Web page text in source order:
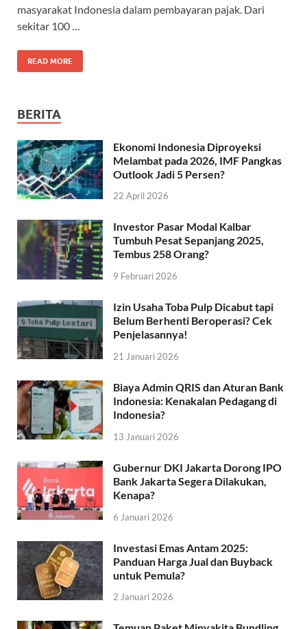
masyarakat Indonesia dalam pembayaran pajak. Dari
sekitar 100 …
READ MORE
BERITA
Ekonomi Indonesia Diproyeksi
Melambat pada 2026, IMF Pangkas
Outlook Jadi 5 Persen?
22 April 2026
Investor Pasar Modal Kalbar
Tumbuh Pesat Sepanjang 2025,
Tembus 258 Orang?
9 Februari 2026
Izin Usaha Toba Pulp Dicabut tapi
Belum Berhenti Beroperasi? Cek
Penjelasannya!
21 Januari 2026
Biaya Admin QRIS dan Aturan Bank
Indonesia: Kenakalan Pedagang di
Indonesia?
13 Januari 2026
Gubernur DKI Jakarta Dorong IPO
Bank Jakarta Segera Dilakukan,
Kenapa?
6 Januari 2026
Investasi Emas Antam 2025:
Panduan Harga Jual dan Buyback
untuk Pemula?
2 Januari 2026